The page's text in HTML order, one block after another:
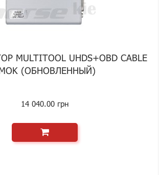
MULTITOOL UHDS+OBD CABLE
(ОБНОВЛЕННЫЙ)
14 040.00 грн